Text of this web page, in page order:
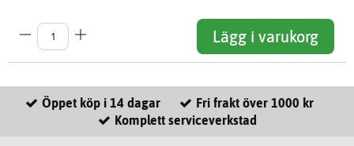
Lägg i varukorg
Öppet köp i 14 dagar
Fri frakt över 1000 kr
Komplett serviceverkstad